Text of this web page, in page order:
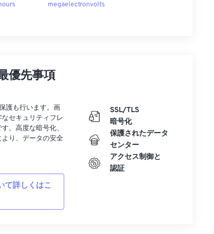
megaelectronvolts
優先事項
護も行います。画
セキュリティフレ
。高度な暗号化、
り、データの安全
て詳しくはこ
SSL/TLS
暗号化
保護されたデータ
センター
アクセス制御と
認証